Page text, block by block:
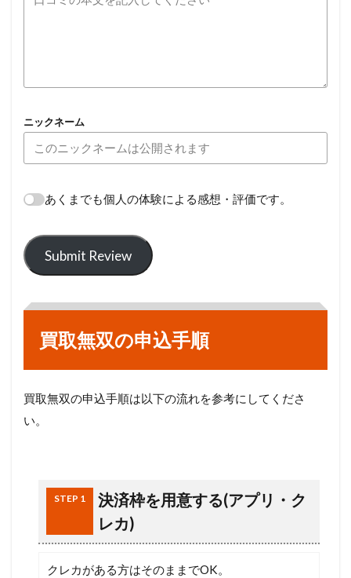
ニックネーム
あくまでも個人の体験による感想・評価です。
Submit Review
買取無双の申込手順
買取無双の申込手順は以下の流れを参考にしてくださ
い。
STEP 1
決済枠を用意する(アプリ・ク
レカ)
クレカがある方はそのままでOK。